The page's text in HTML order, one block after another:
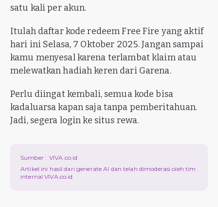
satu kali per akun.
Itulah daftar kode redeem Free Fire yang aktif
hari ini Selasa, 7 Oktober 2025. Jangan sampai
kamu menyesal karena terlambat klaim atau
melewatkan hadiah keren dari Garena.
Perlu diingat kembali, semua kode bisa
kadaluarsa kapan saja tanpa pemberitahuan.
Jadi, segera login ke situs rewa.
Sumber : VIVA.co.id
Artikel ini hasil dari generate AI dan telah dimoderasi oleh tim
internal VIVA.co.id